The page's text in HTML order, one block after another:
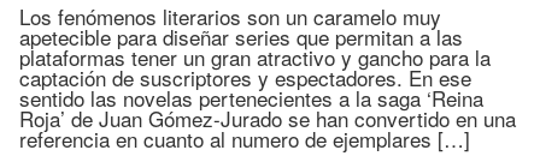
Los fenómenos literarios son un caramelo muy
apetecible para diseñar series que permitan a las
plataformas tener un gran atractivo y gancho para la
captación de suscriptores y espectadores. En ese
sentido las novelas pertenecientes a la saga ‘Reina
Roja’ de Juan Gómez-Jurado se han convertido en una
referencia en cuanto al numero de ejemplares […]